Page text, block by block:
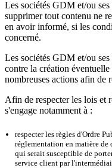
Les sociétés GDM et/ou
supprimer tout contenu ne
en avoir informé, si les
concerné.
Les sociétés GDM et/ou
contre la création
nombreuses actions afin de
Afin de respecter les lois et
s'engage notamment à :
respecter les règles d'Ordre
réglementation en matière
qui serait susceptible de
service client par